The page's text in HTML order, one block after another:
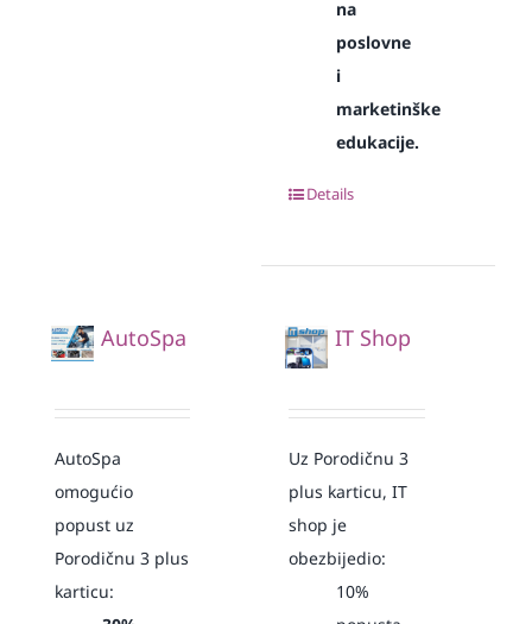
na
poslovne
i
marketinške
edukacije.
Details
AutoSpa
AutoSpa
omogućio
popust uz
Porodičnu 3 plus
karticu:
IT Shop
Uz Porodičnu 3
plus karticu, IT
shop je
obezbijedio:
10%